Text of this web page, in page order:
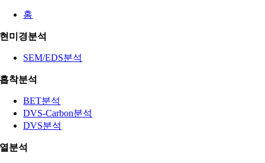
홈
현미경분석
SEM/EDS분석
흡착분석
BET분석
DVS-Carbon분석
DVS분석
열분석